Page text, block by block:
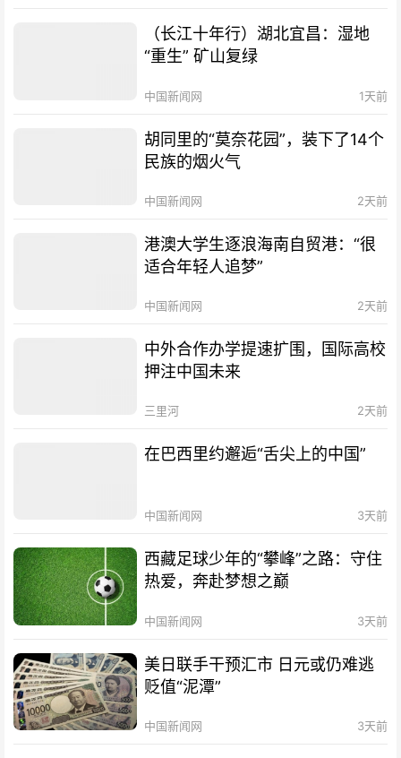
（长江十年行）湖北宜昌：湿地
“重生” 矿山复绿
中国新闻网 1天前
胡同里的“莫奈花园”，装下了14个
民族的烟火气
中国新闻网 2天前
港澳大学生逐浪海南自贸港：“很
适合年轻人追梦”
中国新闻网 2天前
中外合作办学提速扩围，国际高校
押注中国未来
三里河 2天前
在巴西里约邂逅“舌尖上的中国”
中国新闻网 3天前
西藏足球少年的“攀峰”之路：守住
热爱，奔赴梦想之巅
中国新闻网 3天前
美日联手干预汇市 日元或仍难逃
贬值“泥潭”
中国新闻网 3天前